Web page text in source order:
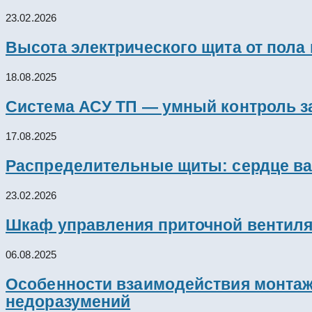
23.02.2026
Высота электрического щита от
18.08.2025
Система АСУ ТП — умный контроль
17.08.2025
Распределительные щиты: сердце
23.02.2026
Шкаф управления приточной
06.08.2025
Особенности взаимодействия
недоразумений